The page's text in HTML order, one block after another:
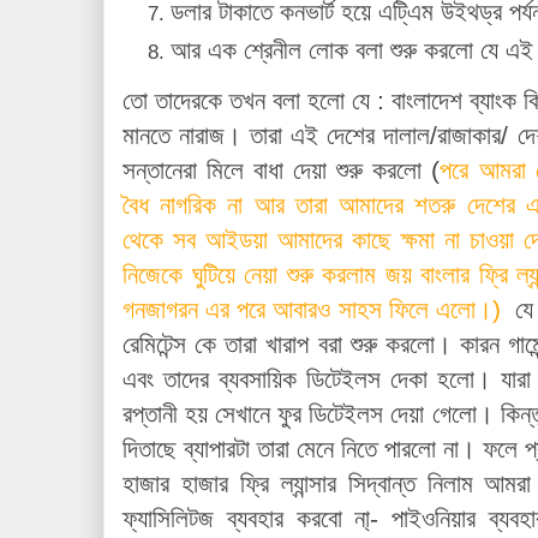
ডলার টাকাতে কনভার্ট হয়ে এটি্এম উইথড্র
আর এক শ্রেনীল লোক বলা শুরু করলো যে
তো তাদেরকে তখন বলা হলো যে : বাংলাদেশ ব্যাংক
মানতে নারাজ। তারা এই দেশের দালাল/রাজাকার/
সন্তানেরা মিলে বাধা দেয়া শুরু করলো (পরে আমরা
বৈধ নাগরিক না আর তারা আমাদের শতরু দেশের
থেকে সব আইডয়া আমাদের কাছে ক্ষমা না চাওয়া
নিজেকে ঘুটিয়ে নেয়া শুরু করলাম জয় বাংলার ফ্রি
গনজাগরন এর পরে আবারও সাহস ফিলে এলো।)
রেমিটেন্স কে তারা খারাপ বরা শুরু করলো। কারন
এবং তাদের ব্যবসায়িক ডিটেইলস দেকা হলো।
রপ্তানী হয় সেখানে ফুর ডিটেইলস দেয়া গেলো।
দিতাছে ব্যাপারটা তারা মেনে নিতে পারলো না।
হাজার হাজার ফ্রি ল্যান্সার সিদ্বান্ত নিলাম
ফ্যাসিলিটজ ব্যবহার করবো না্- পাইওনিয়ার